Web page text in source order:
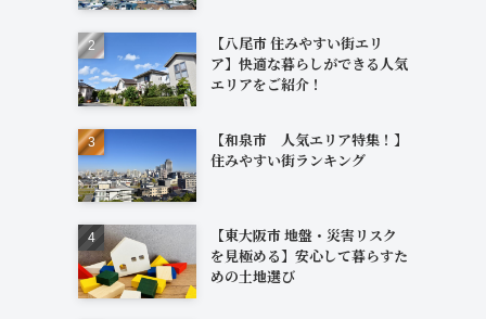
【八尾市 住みやすい街エリ
ア】快適な暮らしができる人気
エリアをご紹介！
【和泉市 人気エリア特集！】
住みやすい街ランキング
【東大阪市 地盤・災害リスク
を見極める】安心して暮らすた
めの土地選び